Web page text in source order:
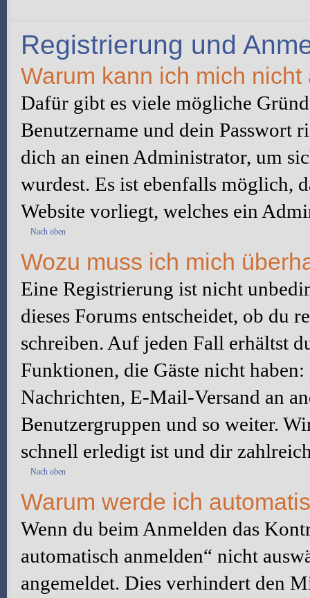
Registrierung und
Warum kann ich mich nicht
Dafür gibt es viele mögliche
Benutzername und dein Passwort
dich an einen Administrator, um
wurdest. Es ist ebenfalls möglich,
Website vorliegt, welches ein
Nach oben
Wozu muss ich mich
Eine Registrierung ist nicht
dieses Forums entscheidet, ob du
schreiben. Auf jeden Fall erhältst
Funktionen, die Gäste nicht
Nachrichten, E-Mail-Versand an
Benutzergruppen und so weiter.
schnell erledigt ist und dir
Nach oben
Warum werde ich
Wenn du beim Anmelden das
automatisch anmelden“ nicht
angemeldet. Dies verhindert den